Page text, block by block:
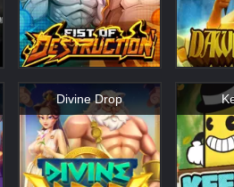
Divine Drop